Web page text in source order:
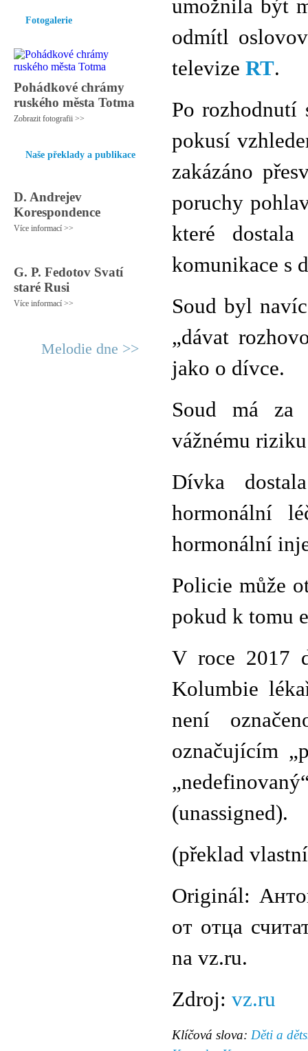
Fotogalerie
Pohádkové chrámy
ruského města Totma
Zobrazit fotografii >>
Naše překlady a publikace
D. Andrejev
Korespondence
Více informací >>
G. P. Fedotov Svatí
staré Rusi
Více informací >>
Melodie dne >>
umožnila být
odmítl
televize RT.
Po rozhodnutí
pokusí
zakázáno
poruchy
které
komunikace s
Soud byl
„dávat
jako o dívce.
Soud má za
vážnému
Dívka
hormonální
hormonální
Policie může
pokud k tomu
V roce 2017
Kolumbie
není
označujícím
(unassigned).
(překlad
Originál:
от отца
na vz.ru.
Zdroj: vz.ru
Klíčová slova: Děti a